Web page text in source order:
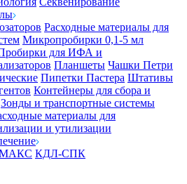
Расходные материалы для
Микропробирки 0,1-5 мл
для ИФА и
Планшеты Чашки Петри
Пипетки Пастера Штативы
Контейнеры для сбора и
Зонды и транспортные системы
материалы для
и утилизации
КДЛ-СПК